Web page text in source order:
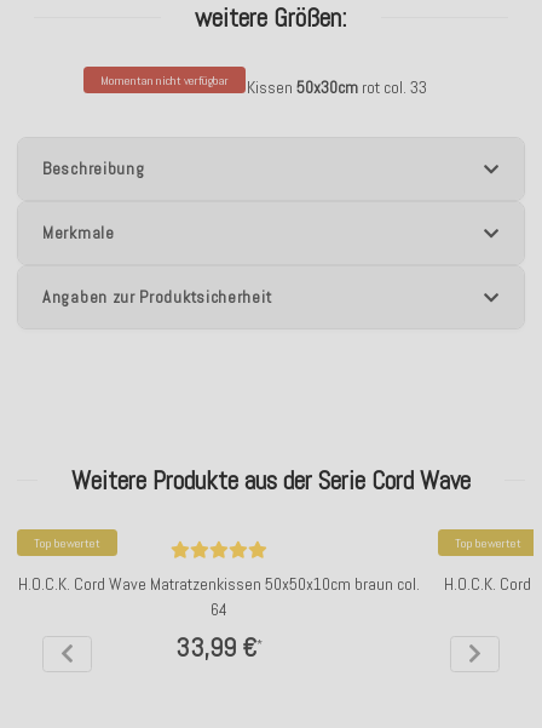
weitere Größen:
Momentan nicht verfügbar
H.O.C.K. Cord Wave Kissen 50x30cm rot col. 33
Beschreibung
Merkmale
Angaben zur Produktsicherheit
Weitere Produkte aus der Serie Cord Wave
Top bewertet
H.O.C.K. Cord Wave Matratzenkissen 50x50x10cm braun col.
64
33,99 €*
Top bewertet
H.O.C.K.